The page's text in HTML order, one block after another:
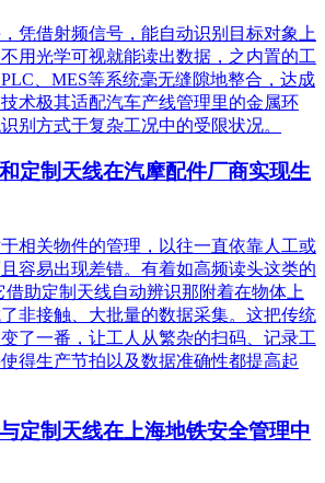
凭借射频信号，能自动识别目标对象上
用光学可视就能读出数据，之内置的工
、MES等系统毫无缝隙地整合，达成
术极其适配汽车产线管理里的金属环
别方式于复杂工况中的受限状况。
定制天线在汽摩配件厂商实现生
相关物件的管理，以往一直依靠人工或
容易出现差错。有着如高频读头这类的
借助定制天线自动辨识那附着在物体上
非接触、大批量的数据采集。这把传统
了一番，让工人从繁杂的扫码、记录工
得生产节拍以及数据准确性都提高起
定制天线在上海地铁安全管理中